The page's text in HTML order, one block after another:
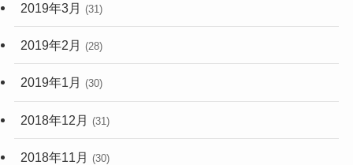
2019年3月 (31)
2019年2月 (28)
2019年1月 (30)
2018年12月 (31)
2018年11月 (30)